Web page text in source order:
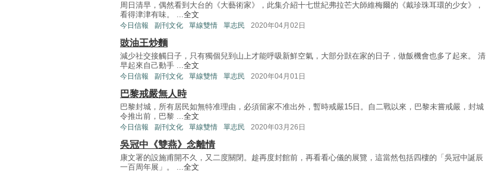
周日清早，偶然看到大台的《大藝術家》，此集介紹十七世紀弗拉芒大師維梅爾的《戴珍珠耳環的少女》，
看得津津有味。 ...全文
今日信報 副刊文化 單線雙情 單志民 2020年04月02日
豉油王炒麵
減少社交接觸日子，只有獨個兒到山上才能呼吸新鮮空氣，大部分獃在家的日子，做飯機會也多了起來。 清
早起來自己動手 ...全文
今日信報 副刊文化 單線雙情 單志民 2020年04月01日
巴黎戒嚴無人時
巴黎封城，所有居民如無特准理由，必須留家不准出外，暫時戒嚴15日。自二戰以來，巴黎未嘗戒嚴，封城
令推出前，巴黎 ...全文
今日信報 副刊文化 單線雙情 單志民 2020年03月26日
吳冠中《雙燕》念離情
康文署的設施甫開不久，又二度關閉。趁再度封館前，再看看心儀的展覽，這當然包括四樓的「吳冠中誕辰
一百周年展」。 ...全文